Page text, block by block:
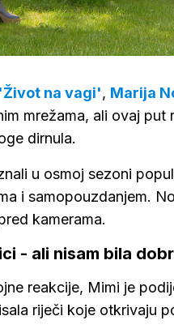
'Život na vagi', Marija
mrežama, ali ovaj
dirnula.
u osmoj sezoni
i samopouzdanjem.
kamerama.
- ali nisam bila
reakcije, Mimi je
riječi koje otkrivaju